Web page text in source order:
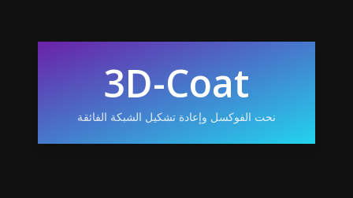
3D-Coat
نحت الفوكسل وإعادة تشكيل الشبكة الفائقة